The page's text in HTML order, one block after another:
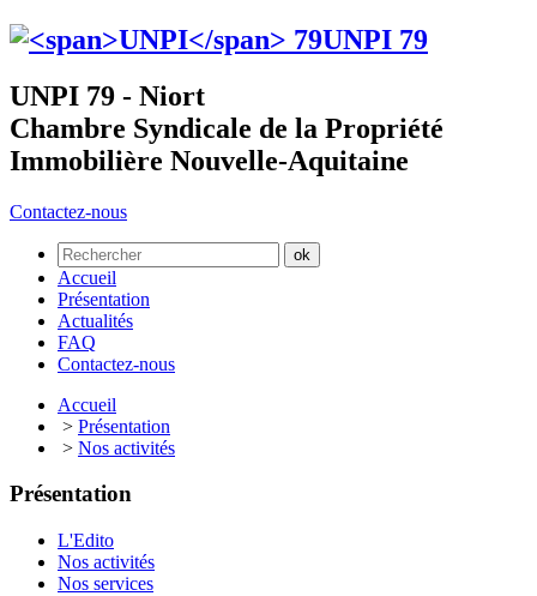
UNPI 79
UNPI 79 - Niort
Chambre Syndicale de la Propriété
Immobilière Nouvelle-Aquitaine
Contactez-nous
Accueil
Présentation
Actualités
FAQ
Contactez-nous
Accueil
> Présentation
> Nos activités
Présentation
L'Edito
Nos activités
Nos services